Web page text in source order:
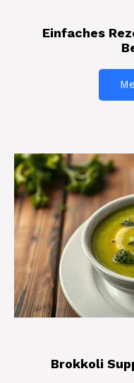
Einfaches
Brokkoli